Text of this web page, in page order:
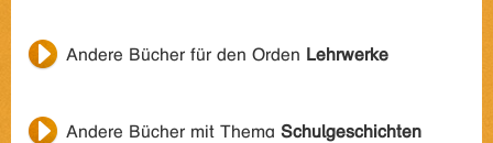
Andere Bücher für den Orden Lehrwerke
Andere Bücher mit Thema Schulgeschichten